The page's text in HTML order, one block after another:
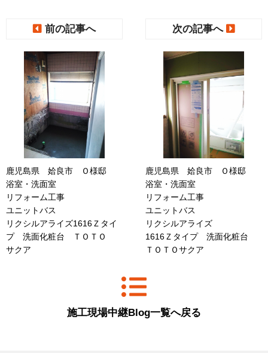
前の記事へ
鹿児島県 姶良市 Ｏ様邸
浴室・洗面室
リフォーム工事
ユニットバス
リクシルアライズ1616Ｚタイ
プ 洗面化粧台 ＴＯＴＯ
サクア
施工現場中継Blog一覧へ戻る
次の記事へ
鹿児島県 姶良市 Ｏ様邸
浴室・洗面室
リフォーム工事
ユニットバス
リクシルアライズ
1616Ｚタイプ 洗面化粧台
ＴＯＴＯサクア